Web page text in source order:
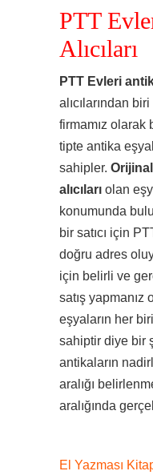
PTT
Alıcıları
PTT Evleri
alıcılarından
firmamız olarak
tipte antika
sahipler.
alıcıları olan
konumunda
bir satıcı için
doğru adres
için belirli ve
satış yapmanız
eşyaların her
sahiptir diye bir
antikaların
aralığı
aralığında
El Yazması